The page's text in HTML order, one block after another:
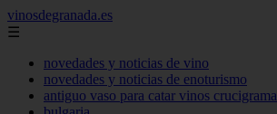
vinosdegranada.es
☰
novedades y noticias de vino
novedades y noticias de enoturismo
antiguo vaso para catar vinos crucigrama